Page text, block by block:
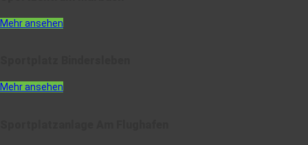
Mehr ansehen
Mehr ansehen